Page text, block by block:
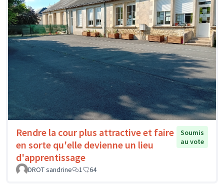
Rendre la cour plus attractive et faire
en sorte qu'elle devienne un lieu
d'apprentissage
Soumis
au vote
DROT sandrine 1 64